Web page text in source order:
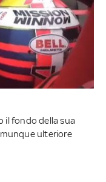
il fondo della sua
ulteriore